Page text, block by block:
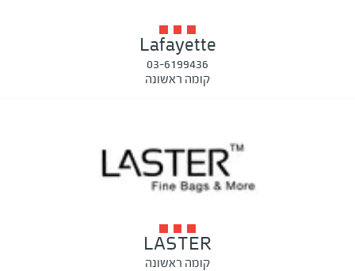
Lafayette
03-6199436
קומה ראשונה
LASTER
קומה ראשונה